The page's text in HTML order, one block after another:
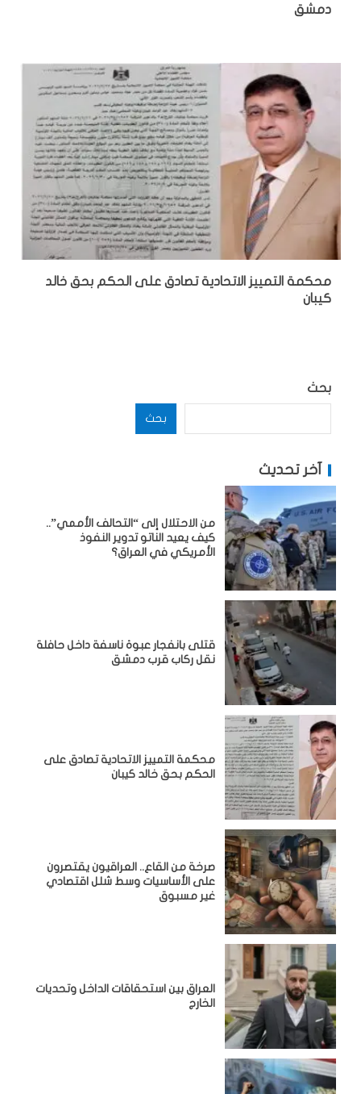
دمشق
محكمة التمييز الاتحادية تصادق على الحكم بحق خالد
كيبان
بحث
بحث
آخر تحديث
من الاحتلال إلى “التحالف الأممي”..
كيف يعيد الناتو تدوير النفوذ
الأمريكي في العراق؟
قتلى بانفجار عبوة ناسفة داخل حافلة
نقل ركاب قرب دمشق
محكمة التمييز الاتحادية تصادق على
الحكم بحق خالد كيبان
صرخة من القاع.. العراقيون يقتصرون
على الأساسيات وسط شلل اقتصادي
غير مسبوق
‏العراق بين استحقاقات الداخل وتحديات
الخارج